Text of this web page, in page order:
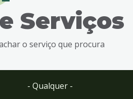
Serviços
o serviço que procura
- Qualquer -